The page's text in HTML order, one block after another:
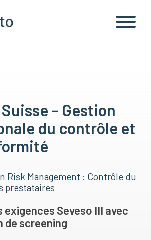
– Gestion
du contrôle et
Risk Management : Contrôle du
prestataires
exigences Seveso III avec
screening